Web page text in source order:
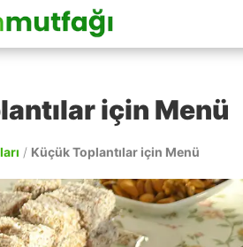
için Menü
/ Küçük Toplantılar için Menü